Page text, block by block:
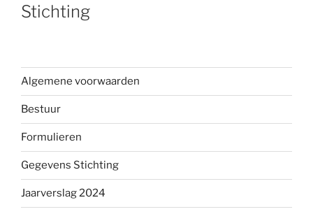
Stichting
Algemene voorwaarden
Bestuur
Formulieren
Gegevens Stichting
Jaarverslag 2024